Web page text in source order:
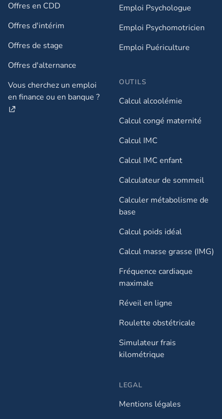
Offres en CDD
Offres d'intérim
Offres de stage
Offres d'alternance
Vous cherchez un emploi
en finance ou en banque ?
Emploi Psychologue
Emploi Psychomotricien
Emploi Puériculture
OUTILS
Calcul alcoolémie
Calcul congé maternité
Calcul IMC
Calcul IMC enfant
Calculateur de sommeil
Calculer métabolisme de
base
Calcul poids idéal
Calcul masse grasse (IMG)
Fréquence cardiaque
maximale
Réveil en ligne
Roulette obstétricale
Simulateur frais
kilométrique
LEGAL
Mentions légales